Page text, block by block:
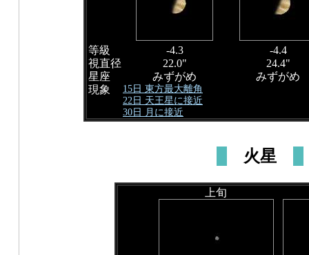
等級 -4.3
-4.4
視直径
22.0"
24.4"
星座
みずがめ
みずがめ
現象
15日 東方最大離角
22日 天王星に接近
30日 月に接近
火星
上旬